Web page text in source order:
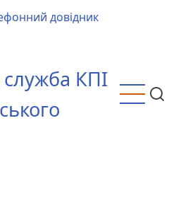
довідник
КПІ